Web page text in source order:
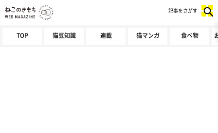
TOP 猫豆知識 連載 猫マンガ 食べ物
記事をさがす